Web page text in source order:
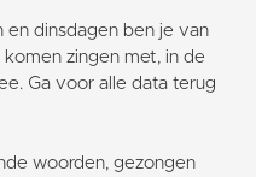
en dinsdagen ben je van
komen zingen met, in de
Ga voor alle data terug
woorden, gezongen